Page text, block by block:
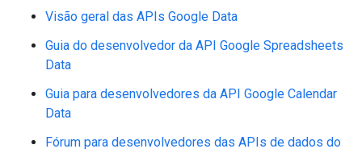
Visão geral das APIs Google Data
Guia do desenvolvedor da API Google Spreadsheets
Data
Guia para desenvolvedores da API Google Calendar
Data
Fórum para desenvolvedores das APIs de dados do